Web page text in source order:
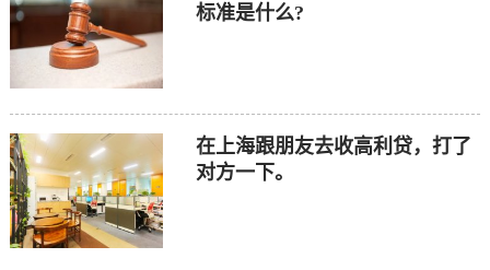
标准是什么?
在上海跟朋友去收高利贷，打了
对方一下。